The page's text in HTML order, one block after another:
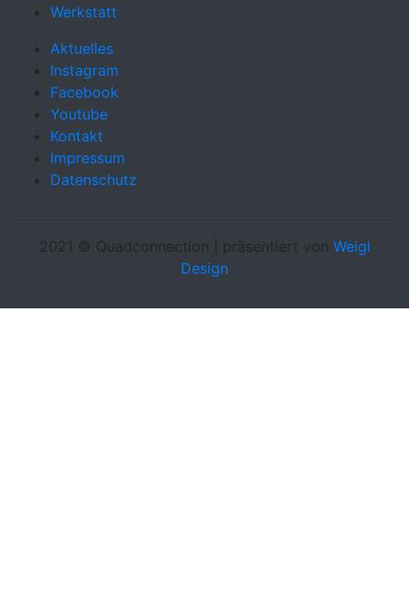
Werkstatt
Aktuelles
Instagram
Facebook
Youtube
Kontakt
Impressum
Datenschutz
2021 © Quadconnection | präsentiert von Weigl
Design